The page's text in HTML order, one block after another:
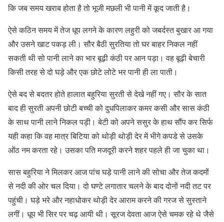
कि जब समय खराब होता है तो भूजी मछली भी पानी में कूद जाती है।
ऐसे कठिन समय में तेज धूप लगने के कारण लहुरी को जबर्दस्त बुखार आ गया
और उसने खाट पकड़ ली। सौर बैठी सुरतिया तो घर बाहर निकल नहीं
सकती थी सो पानी लाने का भार बूढ़ी कंठी पर आन पड़ा। वह बूढ़ी बेचारी
किसी तरह से दो घड़े और एक छोटे लोटे भर पानी ही ला पाती।
ऐसे बद से बदतर होते हालात बहुरिया सुरती से देखे नहीं गए। सौर के सात
बाद ही सुरती अपनी छोटी बच्ची को दुधपिलाकर कमर कसी और सास कंठी
के साथ पानी लाने निकल पड़ी। बेटी को अपने ससुर के हाथ सौंप कर सिर्फ
यही कहा कि वह मात्र बिटिया को थोड़ी थोड़ी देर में भीगे कपडे से उसके
ओंठ नम करता रहे। उसका पति मजदूरी करने शहर पहले ही जा चुका था।
सास बहुरिया ने मिलकर आज पांच घड़े पानी लाने की सोचा और तेज कदमों
से नदी की ओर चल दिया। दो घण्टे लगातार चलने के बाद दोनों नदी तट पर
पहुंची। घड़े भरे और नहाधोकर थोड़ी देर आराम करने की गरज से सुस्ताने
लगीं। धूप भी सिर पर चढ़ आयी थी। सूरज देवता आज ऐसे चमक रहे थे जैसे